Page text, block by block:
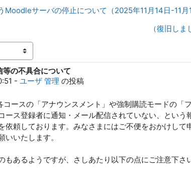
サーバの停止について（2025年11月14日-11月
（復旧し
の不具合について
- ユーザ 管理 の投稿
ースの「アナウンスメント」や強制購読モードの「
ース登録者に通知・メール配信されていない、という
依頼しております。みなさまにはご不便をおかけし
いいたします。
もあるようですが、さしあたり以下の点にご注意下さい